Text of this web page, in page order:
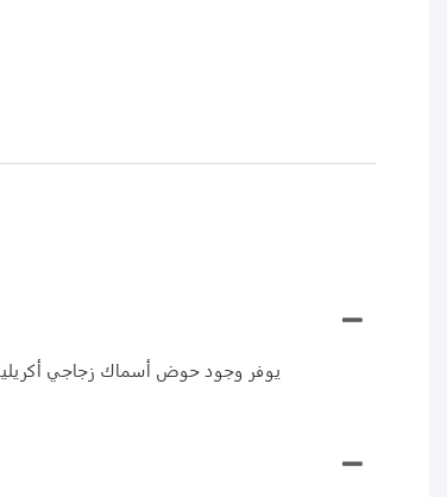
يوفر وجود حوض أسماك زجاجي أكريليك